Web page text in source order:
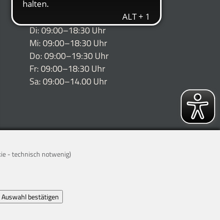
- technisch notwenig)
Di: 09:00–18:30 Uhr
Mi: 09:00–18:30 Uhr
Do: 09:00–19:30 Uhr
Fr: 09:00–18:30 Uhr
Sa: 09:00–14.00 Uhr